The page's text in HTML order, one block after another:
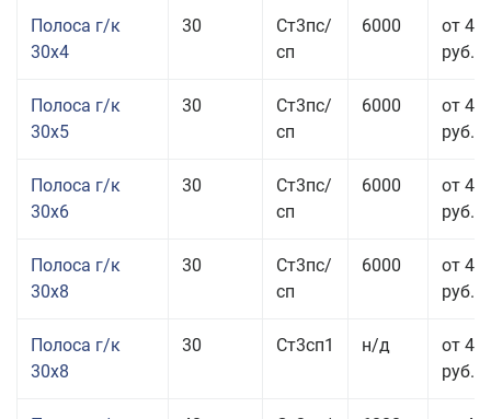
Полоса г/к
30x4
30
Ст3пс/
сп
6000
от 44
руб.
Полоса г/к
30x5
30
Ст3пс/
сп
6000
от 43
руб.
Полоса г/к
30x6
30
Ст3пс/
сп
6000
от 46
руб.
Полоса г/к
30x8
30
Ст3пс/
сп
6000
от 43
руб.
Полоса г/к
30x8
30 Ст3сп1 н/д
от 43
руб.